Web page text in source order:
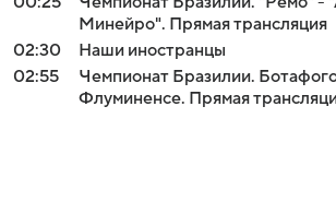
Минейро". Прямая трансляция
02:30
Наши иностранцы
02:55
Чемпионат Бразилии.
Флуминенсе. Прямая